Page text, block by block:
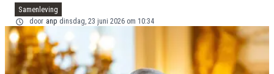
Samenleving
door anp dinsdag, 23 juni 2026 om 10:34